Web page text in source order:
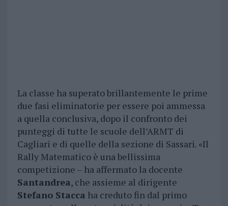
La classe ha superato brillantemente le prime
due fasi eliminatorie per essere poi ammessa
a quella conclusiva, dopo il confronto dei
punteggi di tutte le scuole dell’ARMT di
Cagliari e di quelle della sezione di Sassari. «Il
Rally Matematico è una bellissima
competizione – ha affermato la docente
Santandrea, che assieme al dirigente
Stefano Stacca ha creduto fin dal primo